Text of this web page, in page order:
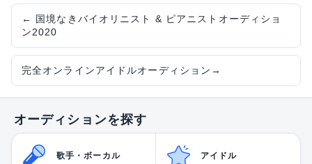
←
国境なきバイオリニスト & ピアニストオーディショ
ン2020
完全オンラインアイドルオーディション →
オーディションを探す
歌手・ボーカル アイドル